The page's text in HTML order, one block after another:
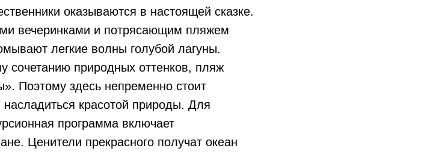
оказываются в настоящей сказке.
вечеринками и потрясающим пляжем
легкие волны голубой лагуны.
сочетанию природных оттенков, пляж
Поэтому здесь непременно стоит
красотой природы. Для
программа включает
Ценители прекрасного получат океан